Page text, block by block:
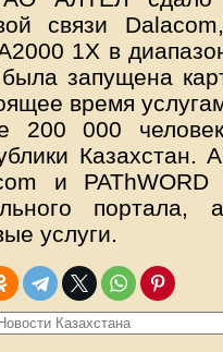
связи
1X в
запущена
время
200 000
Казахстан.
и
услуги.